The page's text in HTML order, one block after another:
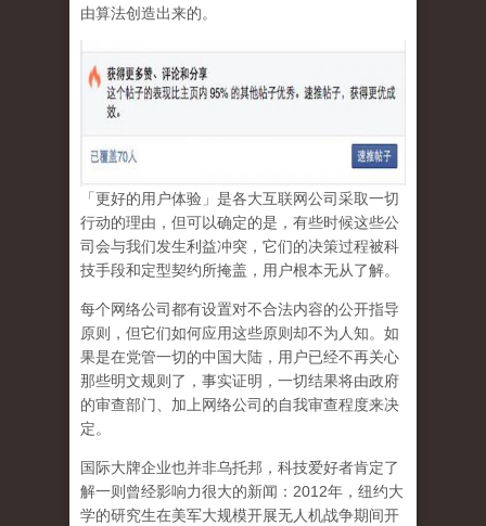
由算法创造出来的。
「更好的用户体验」是各大互联网公司采取一切
行动的理由，但可以确定的是，有些时候这些公
司会与我们发生利益冲突，它们的决策过程被科
技手段和定型契约所掩盖，用户根本无从了解。
每个网络公司都有设置对不合法内容的公开指导
原则，但它们如何应用这些原则却不为人知。如
果是在党管一切的中国大陆，用户已经不再关心
那些明文规则了，事实证明， 一切结果将由政府
的审查部门、加上网络公司的自我审查程度来决
定。
国际大牌企业也并非乌托邦，科技爱好者肯定了
解一则曾经影响力很大的新闻： 2012年，纽约大
学的研究生在美军大规模开展无人机战争期间开